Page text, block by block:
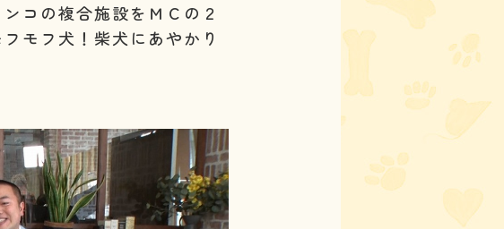
コの複合施設をＭＣの２
モフ犬！柴犬にあやかり